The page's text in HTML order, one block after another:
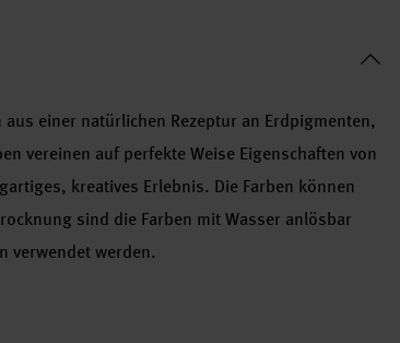
einer natürlichen Rezeptur an Erdpigmenten,
vereinen auf perfekte Weise Eigenschaften von
kreatives Erlebnis. Die Farben können
sind die Farben mit Wasser anlösbar
verwendet werden.